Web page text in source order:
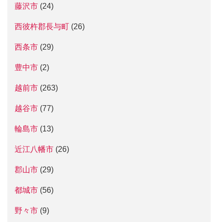
藤沢市 (24)
西彼杵郡長与町 (26)
西条市 (29)
豊中市 (2)
越前市 (263)
越谷市 (77)
輪島市 (13)
近江八幡市 (26)
郡山市 (29)
都城市 (56)
野々市 (9)